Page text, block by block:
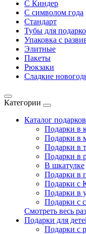
С Киндер
С символом года
Стандарт
Тубы для
Упаковка с
Элитные
Пакеты
Рюкзаки
Сладкие
Категории
Каталог подарков
Подарки в
Подарки в
Подарки в
Подарки в
В шкатулке
Подарки в
Подарки с
Подарки в
Подарки с
Смотреть весь
Подарки для
Подарки с